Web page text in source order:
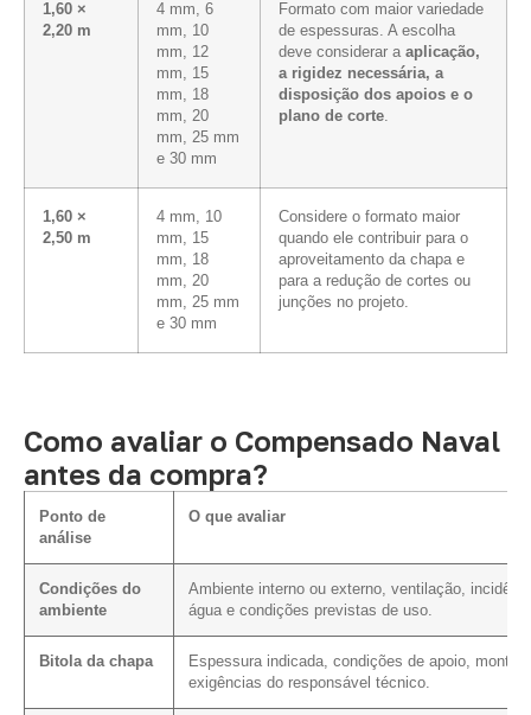
1,60 ×
2,20 m
4 mm, 6
mm, 10
mm, 12
mm, 15
mm, 18
mm, 20
mm, 25 mm
e 30 mm
Formato com maior variedade
de espessuras. A escolha
deve considerar a aplicação,
a rigidez necessária, a
disposição dos apoios e o
plano de corte.
1,60 ×
2,50 m
4 mm, 10
mm, 15
mm, 18
mm, 20
mm, 25 mm
e 30 mm
Considere o formato maior
quando ele contribuir para o
aproveitamento da chapa e
para a redução de cortes ou
junções no projeto.
Como avaliar o Compensado Naval
antes da compra?
Ponto de
análise
O que avaliar
Condições do
ambiente
Ambiente interno ou externo, ventilação,
água e condições previstas de uso.
Bitola da chapa
Espessura indicada, condições de apoio,
exigências do responsável técnico.